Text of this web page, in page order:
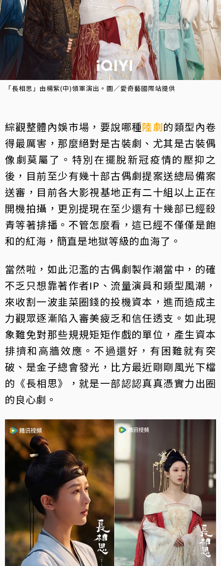
「長相思」由楊紫(中)領軍演出。圖／愛奇藝國際站提供
綜觀整體內娛市場，要說哪種陸劇的類型內卷
得最厲害，那麼絕對是古裝劇、尤其是古裝偶
像劇莫屬了。特別在擺脫新冠疫情的壓抑之
後，目前至少有幾十部古偶劇提案送總局備案
送審，目前各大影視基地正有二十組以上正在
開機拍攝，更別提現在至少還有十幾部已經殺
青等著排播。不管怎麼看，這已經不僅僅是飽
和的紅海，簡直是地獄等級的血海了。
當然啦，如此氾濫的古偶劇製作潮當中，的確
不乏只想靠著作者IP、流量演員和類型風潮，
來收割一波韭菜圈錢的投機資本，進而造成主
力觀眾逐漸陷入審美疲乏和信任透支。如此現
象難免對那些規規矩矩作戲的單位，產生資本
排擠和高牆效應。不過還好，有困難就有突
破、是金子總會發光，比方最近剛剛風光下檔
的《長相思》，就是一部認認真真憑實力出圈
的良心劇。